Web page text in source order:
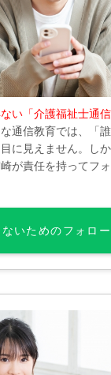
い「介護福祉士通
通信教育では、「
に見えません。し
が責任を持ってフ
いためのフォロー